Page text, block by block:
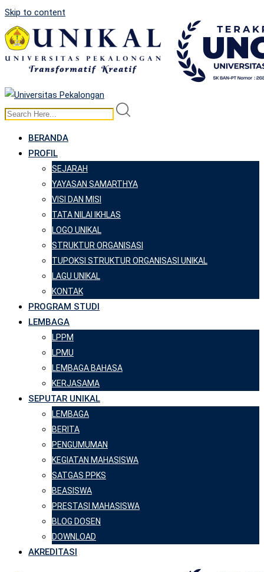
Skip to content
BERANDA
PROFIL
SEJARAH
YAYASAN SAMARTHYA
VISI DAN MISI
TATA NILAI IKHLAS
LOGO UNIKAL
STRUKTUR ORGANISASI
TUPOKSI STRUKTUR ORGANISASI UNIKAL
LAGU UNIKAL
KONTAK
PROGRAM STUDI
LEMBAGA
LPPM
LPMU
LEMBAGA BAHASA
KERJASAMA
SEPUTAR UNIKAL
LEMBAGA
BERITA
PENGUMUMAN
KEGIATAN MAHASISWA
SATGAS PPKS
BEASISWA
PRESTASI MAHASISWA
BLOG DOSEN
DOWNLOAD
AKREDITASI